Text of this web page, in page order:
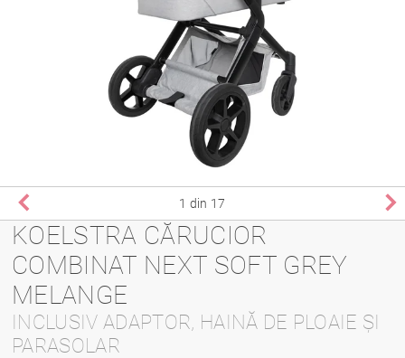
1 din 17
KOELSTRA CĂRUCIOR
COMBINAT NEXT SOFT GREY
MELANGE
INCLUSIV ADAPTOR, HAINĂ DE PLOAIE ȘI
PARASOLAR